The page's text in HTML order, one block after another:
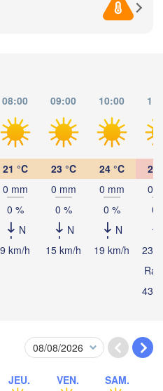
08:00 09:00 10:00
21 °C
0 mm
0 %
N
9 km/h
23 °C
0 mm
0 %
N
15 km/h
24 °C
0 mm
0 %
N
19 km/h
26
0
0
23
43
JEU. VEN. SAM.
Београд
(Beograd)
Скопје
(Skopje)
Ниш
(Niš)
SERBIE
Λάρισα
(Larissa)
София
(Sofia)